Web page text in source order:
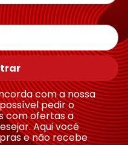
com a nossa
possível pedir o
com ofertas a
Aqui você
e não recebe